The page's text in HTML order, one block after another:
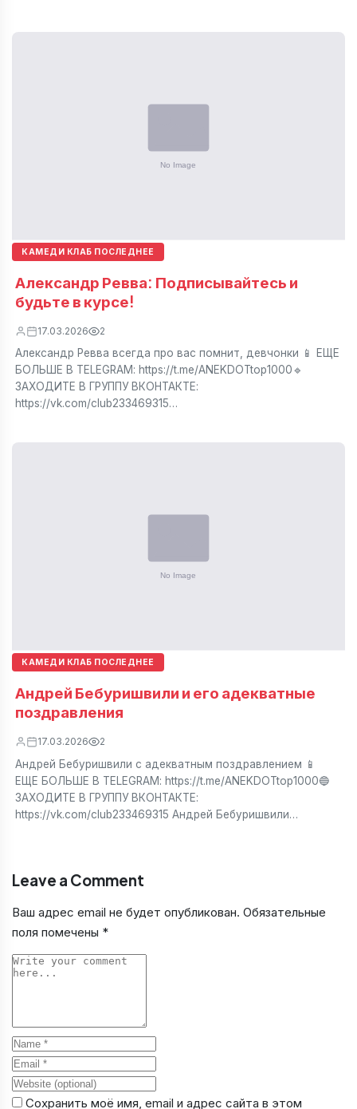
КАМЕДИ КЛАБ ПОСЛЕДНЕЕ
Александр Ревва: Подписывайтесь и
будьте в курсе!
17.03.2026 2
Александр Ревва всегда про вас помнит, девчонки 📱 ЕЩЕ
БОЛЬШЕ В TELEGRAM: https://t.me/ANEKDOTtop1000🔹
ЗАХОДИТЕ В ГРУППУ ВКОНТАКТЕ:
https://vk.com/club233469315…
КАМЕДИ КЛАБ ПОСЛЕДНЕЕ
Андрей Бебуришвили и его адекватные
поздравления
17.03.2026 2
Андрей Бебуришвили с адекватным поздравлением 📱
ЕЩЕ БОЛЬШЕ В TELEGRAM: https://t.me/ANEKDOTtop1000🔵
ЗАХОДИТЕ В ГРУППУ ВКОНТАКТЕ:
https://vk.com/club233469315 Андрей Бебуришвили…
Leave a Comment
Ваш адрес email не будет опубликован. Обязательные
поля помечены *
Comment
Name
Email
Website
Сохранить моё имя, email и адрес сайта в этом